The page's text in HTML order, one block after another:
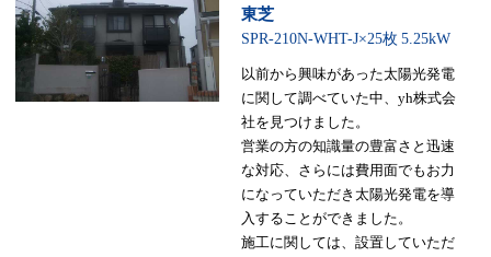
東芝
SPR-210N-WHT-J×25枚 5.25kW
以前から興味があった太陽光発電
に関して調べていた中、yh株式会
社を見つけました。
営業の方の知識量の豊富さと迅速
な対応、さらには費用面でもお力
になっていただき太陽光発電を導
入することができました。
施工に関しては、設置していただ